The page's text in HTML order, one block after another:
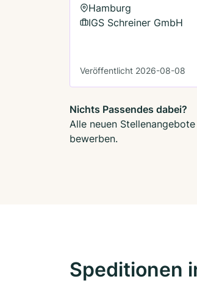
Hamburg
IGS Schreiner GmbH
Veröffentlicht 2026-08-08
Nichts Passendes dabei?
Alle neuen
bewerben.
Speditionen